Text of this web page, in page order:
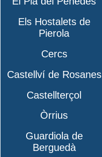
Els Hostalets de
Pierola
Cercs
Castellví de Rosanes
Castellterçol
Òrrius
Guardiola de
Berguedà